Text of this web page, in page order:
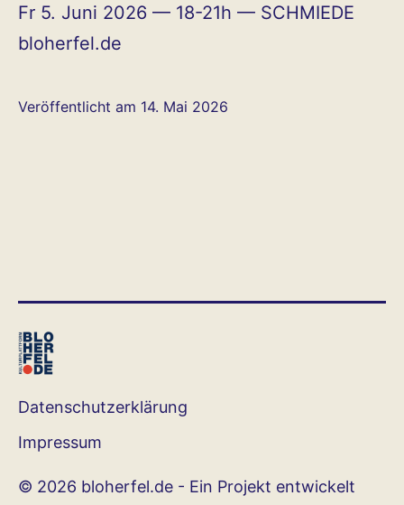
Fr 5. Juni 2026 — 18-21h — SCHMIEDE
bloherfel.de
Veröffentlicht am 14. Mai 2026
© 2026 bloherfel.de - Ein Projekt entwickelt
Datenschutzerklärung
Impressum